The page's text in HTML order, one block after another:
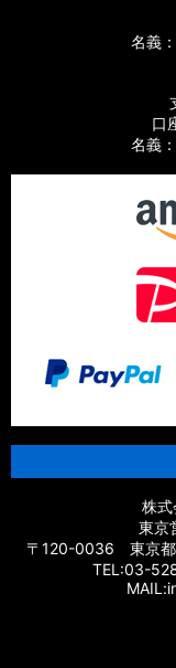
名義
口
名義
株式
東京
〒120-0036 東京都
TEL:03-